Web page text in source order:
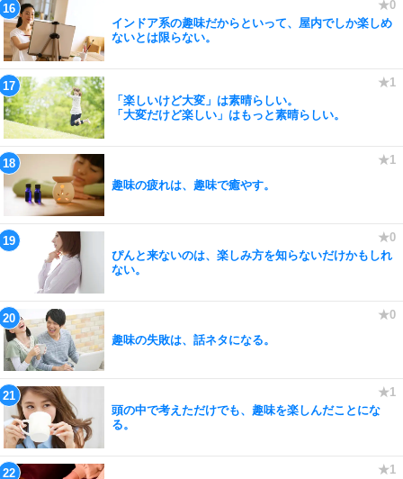
インドア系の趣味だからといって、屋内でしか楽しめ
ないとは限らない。
「楽しいけど大変」は素晴らしい。
「大変だけど楽しい」はもっと素晴らしい。
趣味の疲れは、趣味で癒やす。
ぴんと来ないのは、楽しみ方を知らないだけかもしれ
ない。
趣味の失敗は、話ネタになる。
頭の中で考えただけでも、趣味を楽しんだことにな
る。